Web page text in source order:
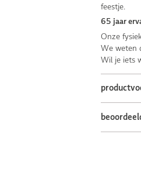
feestje.
65 jaar
Onze
We weten
Wil je iets